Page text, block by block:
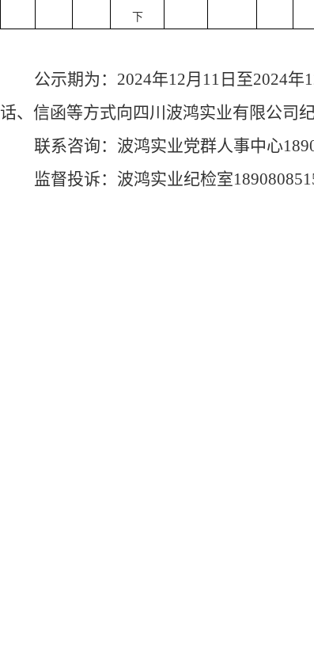
下
公示期为： 2024年12月 11 日至2024年
话、信函等方式向四川波鸿实业有限公司纪
联系咨询：波鸿实业党群人事中心
监督投诉：波鸿实业纪检室